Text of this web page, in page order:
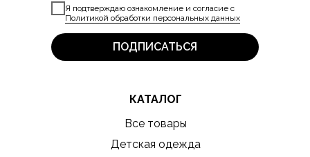
КАТАЛОГ
Детская одежда
Я подтверждаю ознакомление и согласие с
Политикой обработки персональных данных
ПОДПИСАТЬСЯ
Все товары